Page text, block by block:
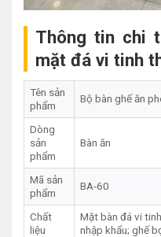
Thông tin chi
mặt đá vi tinh
Tên sản
phẩm
Bộ bàn ghế ăn
Dòng
sản
phẩm
Bàn ăn
Mã sản
phẩm
BA-60
Chất
liệu
Mặt bàn đá vi
nhập khẩu; ghế